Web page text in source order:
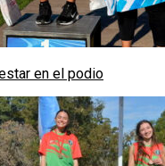
en el podio